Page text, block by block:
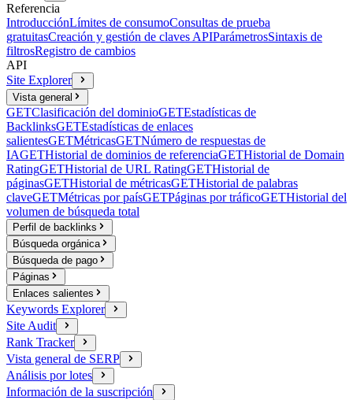
Referencia
IntroducciónLímites de consumoConsultas de prueba
gratuitasCreación y gestión de claves APIParámetrosSintaxis de
filtrosRegistro de cambios
API
Site Explorer
Vista general
GETClasificación del dominioGETEstadísticas de
BacklinksGETEstadísticas de enlaces
salientesGETMétricasGETNúmero de respuestas de
IAGETHistorial de dominios de referenciaGETHistorial de Domain
RatingGETHistorial de URL RatingGETHistorial de
páginasGETHistorial de métricasGETHistorial de palabras
claveGETMétricas por paísGETPáginas por tráficoGETHistorial del
volumen de búsqueda total
Perfil de backlinks
Búsqueda orgánica
Búsqueda de pago
Páginas
Enlaces salientes
Keywords Explorer
Site Audit
Rank Tracker
Vista general de SERP
Análisis por lotes
Información de la suscripción